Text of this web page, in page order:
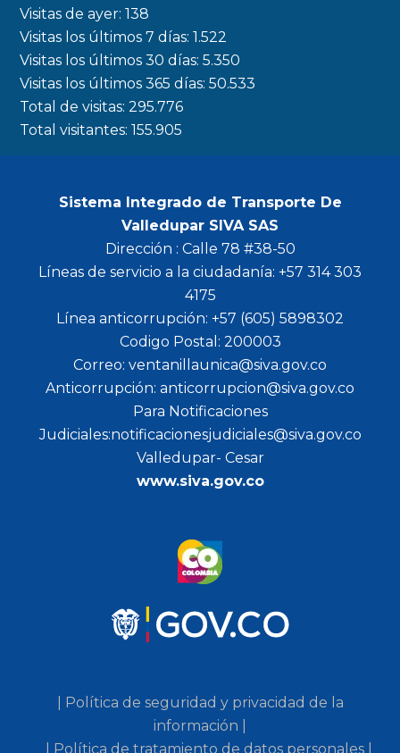
o
k
a
m
r
Visitas de ayer:138
Visitas los últimos 7 días:1.522
Visitas los últimos 30 días:5.350
Visitas los últimos 365 días:50.533
Total de visitas:295.776
Total visitantes:155.905
Sistema Integrado de Transporte De
Valledupar SIVA SAS
Dirección : Calle 78 #38-50
Líneas de servicio a la ciudadanía: +57 314 303
4175
Línea anticorrupción: +57 (605) 5898302
Codigo Postal: 200003
Correo: ventanillaunica@siva.gov.co
Anticorrupción: anticorrupcion@siva.gov.co
Para Notificaciones
Judiciales:notificacionesjudiciales@siva.gov.co
Valledupar- Cesar
www.siva.gov.co
| Política de seguridad y privacidad de la
información |
| Política de tratamiento de datos personales |